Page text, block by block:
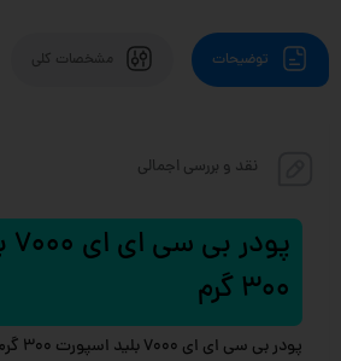
توضیحات مشخصات کلی
نقد و بررسی اجمالی
300 گرم
پودر بی سی ای ای 7000 بلید اسپورت 300 گرم